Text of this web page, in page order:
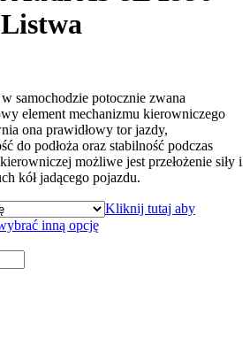
samochodzie potocznie zwana
element mechanizmu kierowniczego
ona prawidłowy tor jazdy,
do podłoża oraz stabilność podczas
możliwe jest przełożenie siły i
kół jadącego pojazdu.
Kliknij tutaj aby
inną opcję